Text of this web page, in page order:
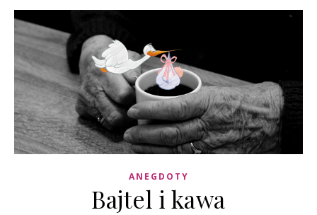
ANEGDOTY
Bajtel i kawa